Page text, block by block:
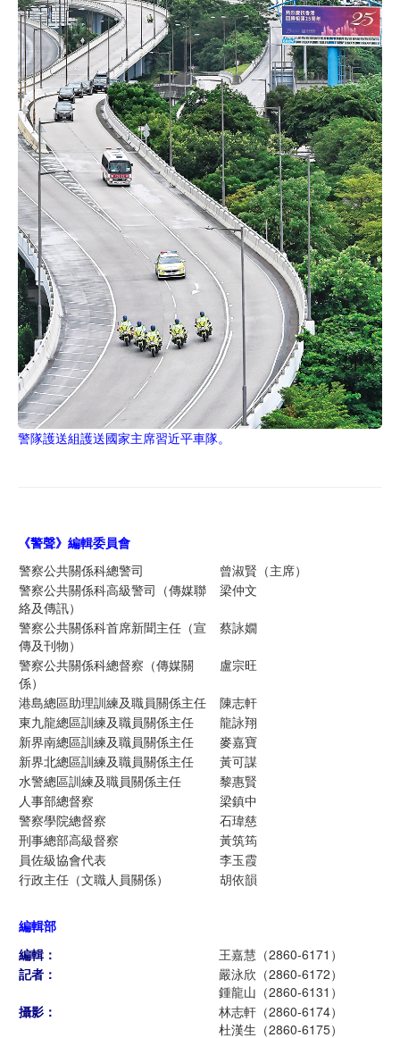
警隊護送組護送國家主席習近平車隊。
《警聲》編輯委員會
警察公共關係科總警司
曾淑賢（主席）
警察公共關係科高級警司（傳媒聯
絡及傳訊）
梁仲文
警察公共關係科首席新聞主任（宣
傳及刊物）
蔡詠嫺
警察公共關係科總督察（傳媒關
係）
盧宗旺
港島總區助理訓練及職員關係主任
陳志軒
東九龍總區訓練及職員關係主任
龍詠翔
新界南總區訓練及職員關係主任
麥嘉寶
新界北總區訓練及職員關係主任
黃可謀
水警總區訓練及職員關係主任
黎惠賢
人事部總督察
梁鎮中
警察學院總督察
石瑋慈
刑事總部高級督察
黃筑筠
員佐級協會代表
李玉霞
行政主任（文職人員關係）
胡依韻
編輯部
編輯：
王嘉慧（2860-6171）
記者：
嚴泳欣（2860-6172）
鍾龍山（2860-6131）
攝影：
林志軒（2860-6174）
杜漢生（2860-6175）